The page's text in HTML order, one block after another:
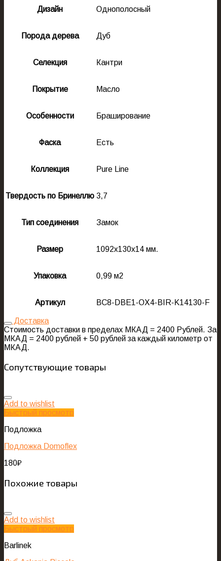
Дизайн Однополосный
Порода дерева Дуб
Селекция Кантри
Покрытие Масло
Особенности Браширование
Фаска Есть
Коллекция Pure Line
Твердость по Бринеллю 3,7
Тип соединения Замок
Размер 1092x130x14 мм.
Упаковка 0,99 м2
Артикул BC8-DBE1-OX4-BIR-K14130-F
Доставка
Стоимость доставки в пределах МКАД = 2400 Рублей. За
МКАД = 2400 рублей + 50 рублей за каждый километр от
МКАД.
Сопутствующие товары
Add to wishlist
Быстрый просмотр
Подложка
Подложка Domoflex
180₽
Похожие товары
Add to wishlist
Быстрый просмотр
Barlinek